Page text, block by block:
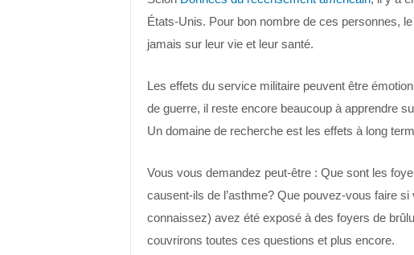
États-Unis. Pour bon nombre de ces personnes,
jamais sur leur vie et leur santé.
Les effets du service militaire peuvent être
de guerre, il reste encore beaucoup à apprendre
Un domaine de recherche est les effets à long
Vous vous demandez peut-être : Que sont les
causent-ils de l’asthme? Que pouvez-vous faire
connaissez) avez été exposé à des foyers de
couvrirons toutes ces questions et plus encore.